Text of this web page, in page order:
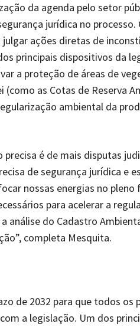
da agenda pelo setor
jurídica no processo.
julgar ações diretas de
principais dispositivos da
a proteção de áreas de
as Cotas de Reserva
ambiental da
é de mais disputas
de segurança jurídica e
nossas energias no
para acelerar a
análise do Cadastro
completa Mesquita.
de 2032 para que todos os
a legislação. Um dos